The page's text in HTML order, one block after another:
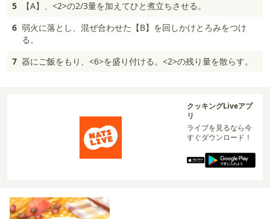
5
【A】、<2>の2/3量を加えてひと煮立ちさせる。
6 弱火に落とし、混ぜ合わせた【B】を回しかけとろみをつけ
る。
7 器にご飯をもり、<6>を盛り付ける。<2>の残り量を散らす。
クッキングLiveアプ
リ
ライブを見るなら今
すぐダウンロード！